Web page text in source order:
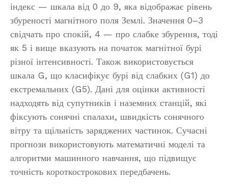
індекс — шкала від 0 до 9, яка відображає рівень
збуреності магнітного поля Землі. Значення 0–3
свідчать про спокій, 4 — про слабке збурення, тоді
як 5 і вище вказують на початок магнітної бурі
різної інтенсивності. Також використовується
шкала G, що класифікує бурі від слабких (G1) до
екстремальних (G5). Дані для оцінки активності
надходять від супутників і наземних станцій, які
фіксують сонячні спалахи, швидкість сонячного
вітру та щільність заряджених частинок. Сучасні
прогнози використовують математичні моделі та
алгоритми машинного навчання, що підвищує
точність короткострокових передбачень.